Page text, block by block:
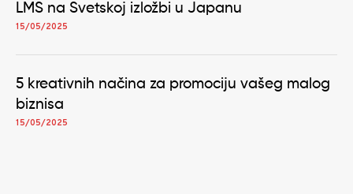
LMS na Svetskoj izložbi u Japanu
15/05/2025
5 kreativnih načina za promociju vašeg malog
biznisa
15/05/2025